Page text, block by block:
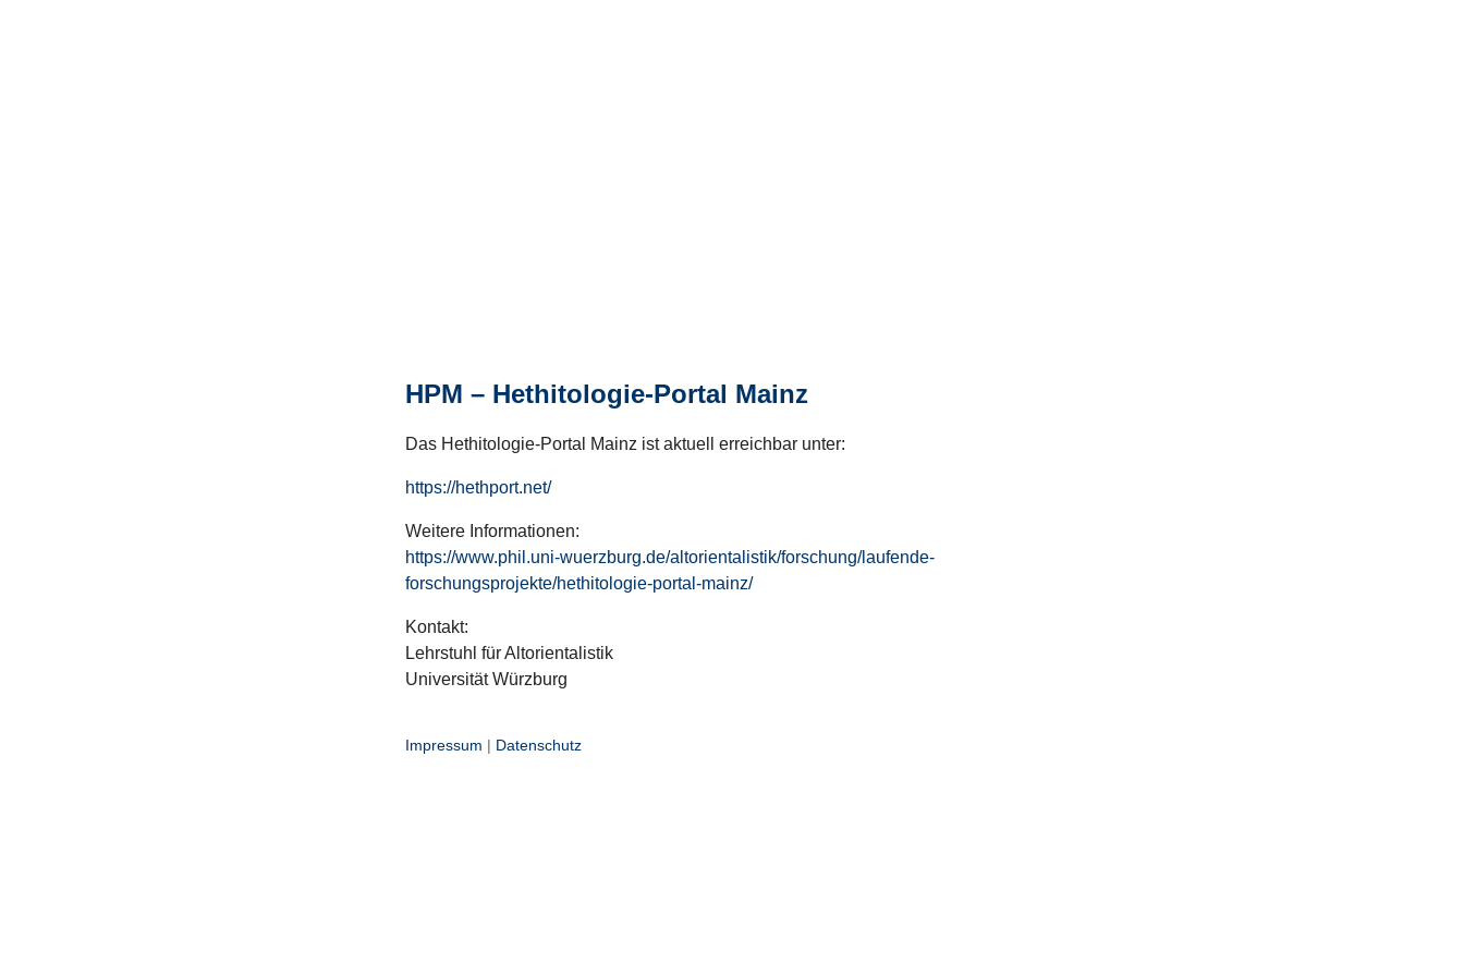
HPM – Hethitologie-Portal Mainz
Das Hethitologie-Portal Mainz ist aktuell erreichbar unter:
https://hethport.net/
Weitere Informationen:
https://www.phil.uni-wuerzburg.de/altorientalistik/forschung/laufende-
forschungsprojekte/hethitologie-portal-mainz/
Kontakt:
Lehrstuhl für Altorientalistik
Universität Würzburg
Impressum | Datenschutz